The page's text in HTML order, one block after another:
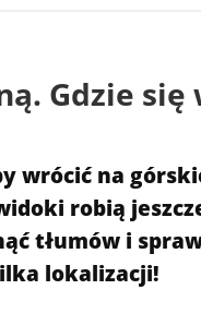
Gdzie się
wrócić na
robią
tłumów i
lokalizacji!